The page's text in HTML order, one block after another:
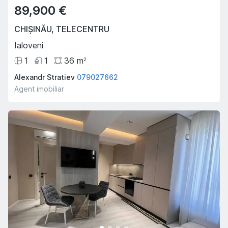
89,900 €
CHIȘINĂU, TELECENTRU
Ialoveni
1
1 36 m2
Alexandr Stratiev 079027662
Agent imobiliar
Oferta Săptămânii
Hot Hot